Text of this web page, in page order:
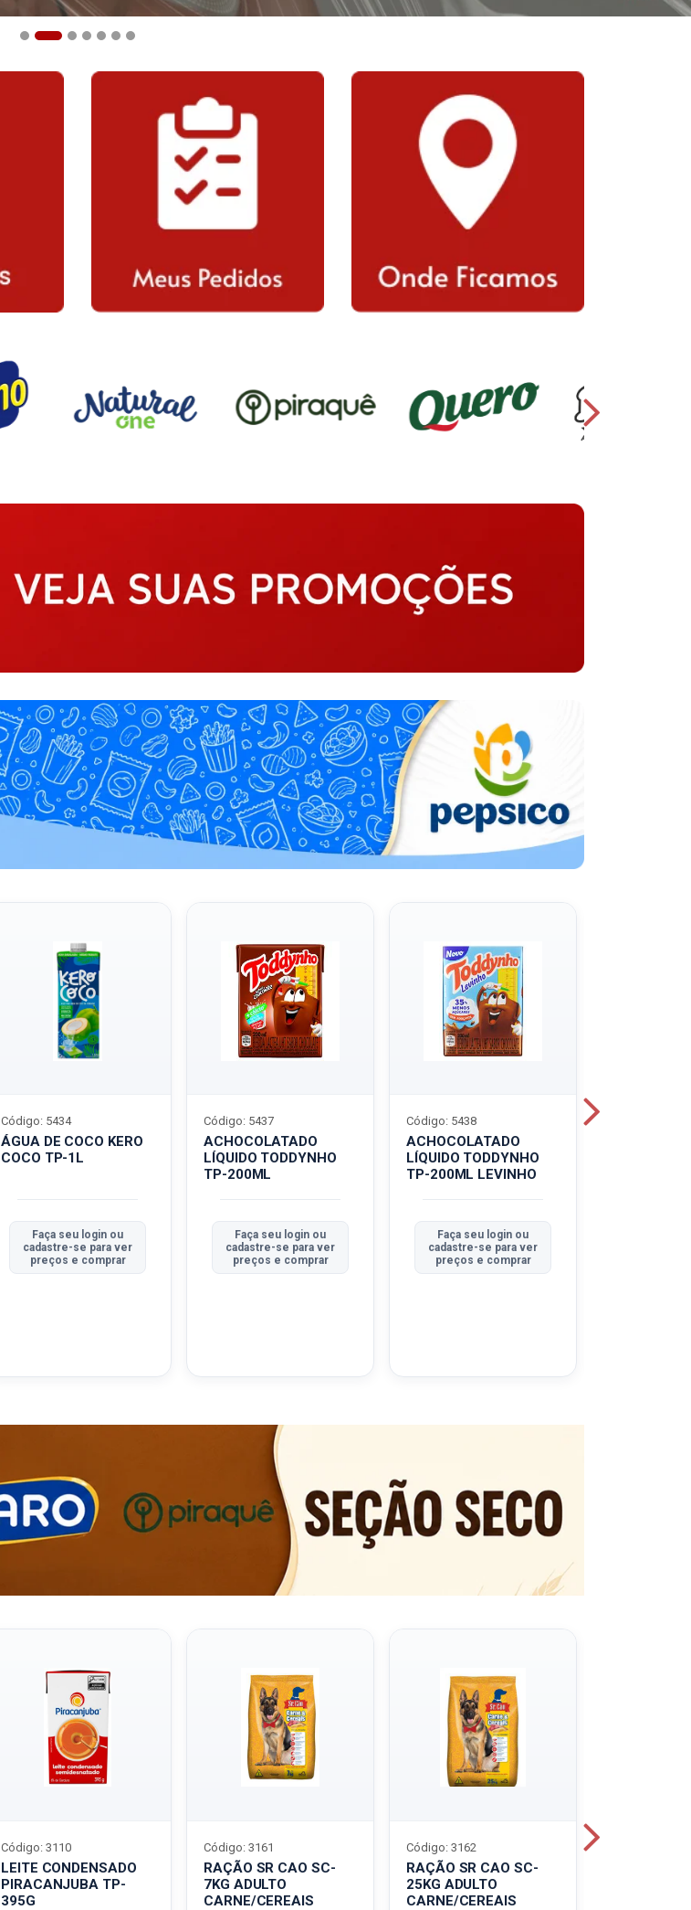
ÁGUA DE COCO KERO
COCO TP-1L
Código: 5434
Faça seu login ou
cadastre-se para ver
preços e comprar
ACHOCOLATADO
LÍQUIDO TODDYNHO
TP-200ML
Código: 5437
Faça seu login ou
cadastre-se para ver
preços e comprar
ACHOCOLATADO
LÍQUIDO TODDYNHO
TP-200ML LEVINHO
Código: 5438
Faça seu login ou
cadastre-se para ver
preços e comprar
LEITE CONDENSADO
PIRACANJUBA TP-
395G
Código: 3110
RAÇÃO SR CAO SC-
7KG ADULTO
CARNE/CEREAIS
Código: 3161
RAÇÃO SR CAO SC-
25KG ADULTO
CARNE/CEREAIS
Código: 3162